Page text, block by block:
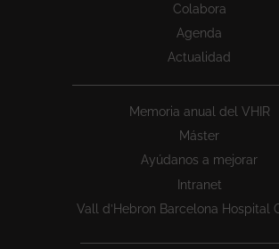
Colabora
Agenda
Actualidad
Memoria anual del VHIR
Máster
Ayúdanos a mejorar
Intranet
Vall d’Hebron Barcelona Hospital